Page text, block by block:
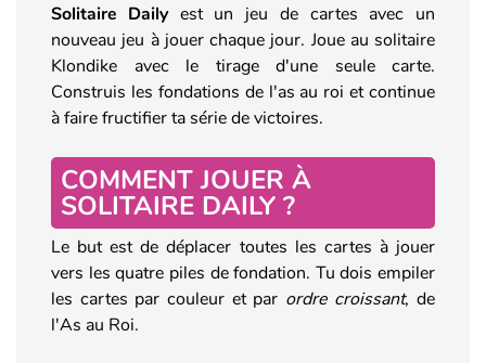
Solitaire Dailyest un jeu de cartes avec un
nouveau jeu à jouer chaque jour. Joue au solitaire
Klondike avec le tirage d'une seule carte.
Construis les fondations de l'as au roi et continue
à faire fructifier ta série de victoires.
COMMENT JOUER À
SOLITAIRE DAILY ?
Le but est de déplacer toutes les cartes à jouer
vers les quatre piles de fondation. Tu dois empiler
les cartes par couleur et par ordre croissant, de
l'As au Roi.